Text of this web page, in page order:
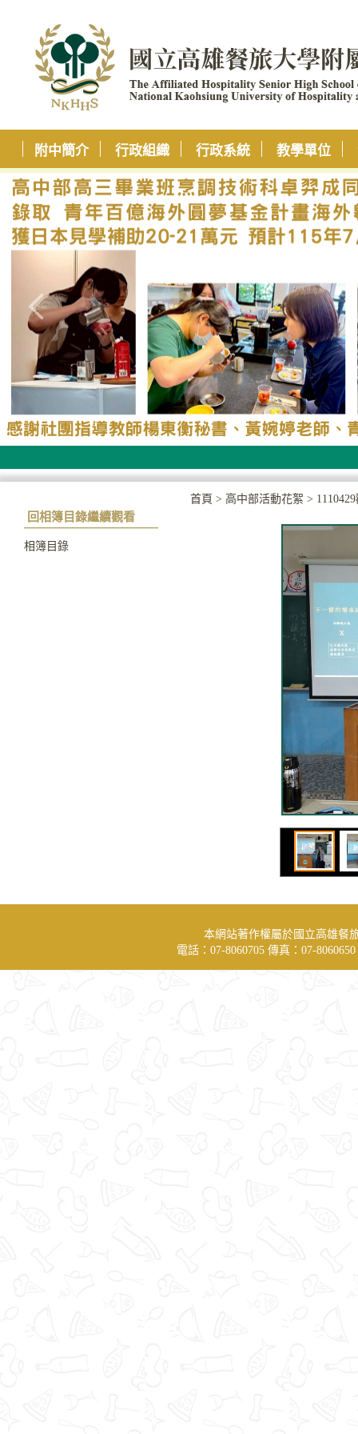
附中簡介 行政組織 行政系統 教學單位
回相簿目錄繼續觀看
相簿目錄
首頁 > 高中部活動花絮 >
本網站著作權屬於國立高雄餐
電話：07-8060705 傳真：07-